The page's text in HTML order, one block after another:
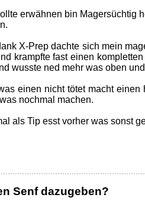
erwähnen bin Magersüchtig
X-Prep dachte sich mein
krampfte fast einen
wusste ned mehr was oben
einen nicht tötet macht einen
nochmal machen.
als Tip esst vorher was sonst
Senf dazugeben?